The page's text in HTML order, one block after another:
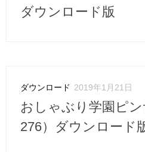
ダウンロード版
ダウンロード 2019年1月21日
おしゃぶり学園ピ
276）ダウンロード